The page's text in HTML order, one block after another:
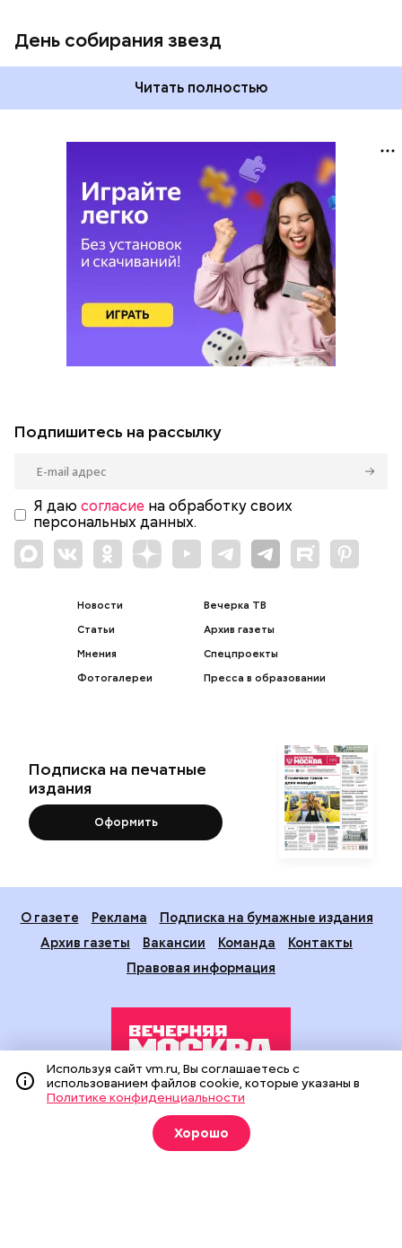
День собирания звезд
Читать полностью
Подпишитесь на рассылку
Я даю согласие на обработку своих
персональных данных.
Новости
Статьи
Мнения
Фотогалереи
Вечерка ТВ
Архив газеты
Спецпроекты
Пресса в образовании
Подписка на печатные
издания
Оформить
О газете Реклама
Подписка на бумажные издания
Архив газеты
Вакансии Команда
Контакты
Правовая информация
Издание создано при финансовой поддержке Департамента
средств массовой информации и рекламы города Москвы.
На сайте применяются рекомендательные технологии
(информационные технологии предоставления информации
Используя сайт vm.ru, Вы соглашаетесь с
использованием файлов cookie, которые указаны в
Политике конфиденциальности
Хорошо